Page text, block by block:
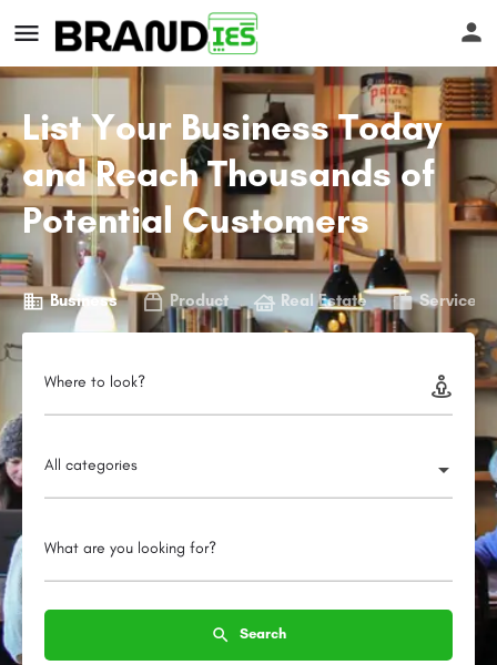
List Your Business Today
and Reach Thousands of
Potential Customers
Business Product Real Estate Service
Where to look?
All categories
What are you looking for?
Search